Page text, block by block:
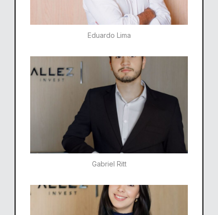
Eduardo Lima
Gabriel Ritt